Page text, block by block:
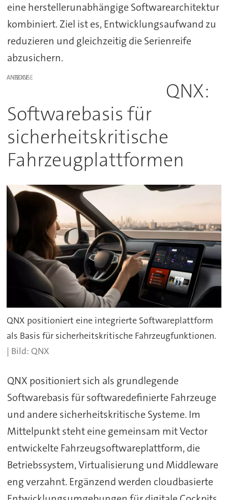
eine herstellerunabhängige Softwarearchitektur
kombiniert. Ziel ist es, Entwicklungsaufwand zu
reduzieren und gleichzeitig die Serienreife
abzusichern.
ANZEIGE
QNX:
Softwarebasis für
sicherheitskritische
Fahrzeugplattformen
QNX positioniert eine integrierte Softwareplattform
als Basis für sicherheitskritische Fahrzeugfunktionen.
QNX
QNX positioniert sich als grundlegende
Softwarebasis für softwaredefinierte Fahrzeuge
und andere sicherheitskritische Systeme. Im
Mittelpunkt steht eine gemeinsam mit Vector
entwickelte Fahrzeugsoftwareplattform, die
Betriebssystem, Virtualisierung und Middleware
eng verzahnt. Ergänzend werden cloudbasierte